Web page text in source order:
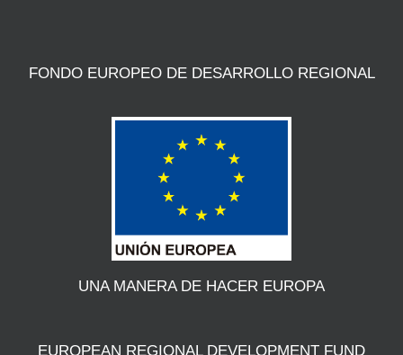
FONDO EUROPEO DE DESARROLLO REGIONAL
UNA MANERA DE HACER EUROPA
EUROPEAN REGIONAL DEVELOPMENT FUND